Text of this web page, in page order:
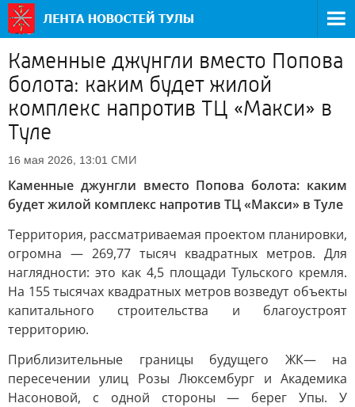
Каменные джунгли вместо Попова
болота: каким будет жилой
комплекс напротив ТЦ «Макси» в
Туле
16 мая 2026, 13:01 СМИ
Каменные джунгли вместо Попова болота: каким
будет жилой комплекс напротив ТЦ «Макси» в Туле
Территория, рассматриваемая проектом планировки,
огромна — 269,77 тысяч квадратных метров. Для
наглядности: это как 4,5 площади Тульского кремля.
На 155 тысячах квадратных метров возведут объекты
капитального строительства и благоустроят
территорию.
Приблизительные границы будущего ЖК— на
пересечении улиц Розы Люксембург и Академика
Насоновой, с одной стороны — берег Упы. У